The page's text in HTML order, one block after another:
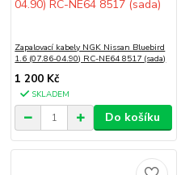
Zapalovací kabely NGK Nissan Bluebird
1.6 (07.86-04.90) RC-NE64 8517 (sada)
1 200 Kč
SKLADEM
Do košíku